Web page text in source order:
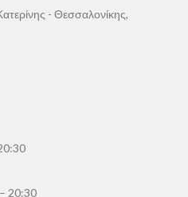
- Θεσσαλονίκης,
20:30